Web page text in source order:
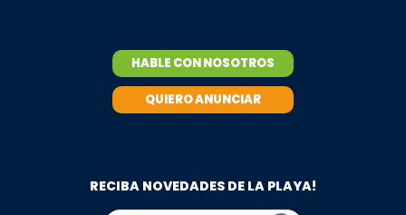
HABLE CON NOSOTROS
QUIERO ANUNCIAR
RECIBA NOVEDADES DE LA PLAYA!